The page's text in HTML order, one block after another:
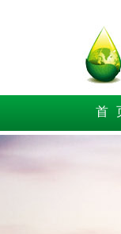
首